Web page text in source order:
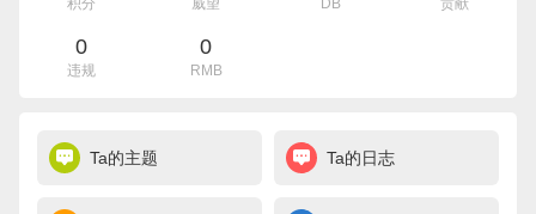
积分 威望 DB 贡献
0
违规
0
RMB
Ta的主题 Ta的日志